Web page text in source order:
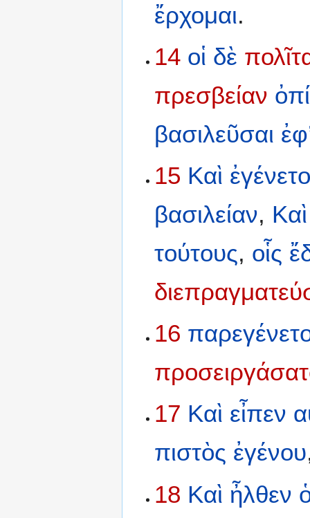
ἔρχομαι.
14 οἱ δὲ
πρεσβείαν
βασιλεῦσαι
15 Καὶ
βασιλείαν, Καὶ
τούτους, οἷς
16
17 Καὶ εἶπεν
πιστὸς ἐγένου
18 Καὶ ἦλθεν